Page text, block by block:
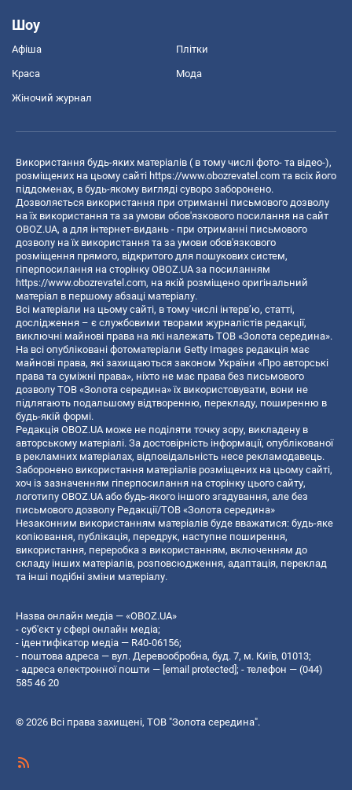
Шоу
Афіша Плітки
Краса Мода
Жіночий журнал
Використання будь-яких матеріалів ( в тому числі фото- та відео-),
розміщених на цьому сайті https://www.obozrevatel.com та всіх його
піддоменах, в будь-якому вигляді суворо заборонено.
Дозволяється використання при отриманні письмового дозволу
на їх використання та за умови обов'язкового посилання на сайт
OBOZ.UA, а для інтернет-видань - при отриманні письмового
дозволу на їх використання та за умови обов'язкового
розміщення прямого, відкритого для пошукових систем,
гіперпосилання на сторінку OBOZ.UA за посиланням
https://www.obozrevatel.com, на якій розміщено оригінальний
матеріал в першому абзаці матеріалу.
Всі матеріали на цьому сайті, в тому числі інтерв’ю, статті,
дослідження – є службовими творами журналістів редакції,
виключні майнові права на які належать ТОВ «Золота середина».
На всі опубліковані фотоматеріали Getty Images редакція має
майнові права, які захищаються законом України «Про авторські
права та суміжні права», ніхто не має права без письмового
дозволу ТОВ «Золота середина» їх використовувати, вони не
підлягають подальшому відтворенню, перекладу, поширенню в
будь-якій формі.
Редакція OBOZ.UA може не поділяти точку зору, викладену в
авторському матеріалі. За достовірність інформації, опублікованої
в рекламних матеріалах, відповідальність несе рекламодавець.
Заборонено використання матеріалів розміщених на цьому сайті,
хоч із зазначенням гіперпосилання на сторінку цього сайту,
логотипу OBOZ.UA або будь-якого іншого згадування, але без
письмового дозволу Редакції/ТОВ «Золота середина»
Незаконним використанням матеріалів буде вважатися: будь-яке
копiювання, публiкацiя, передрук, наступне поширення,
використання, переробка з використанням, включенням до
складу інших матеріалів, розповсюдження, адаптація, переклад
та інші подібні зміни матеріалу.
Назва онлайн медіа — «OBOZ.UA»
- суб'єкт у сфері онлайн медіа;
- ідентифікатор медіа — R40-06156;
- поштова адреса — вул. Деревообробна, буд. 7, м. Київ, 01013;
- адреса електронної пошти — [email protected]; - телефон — (044)
585 46 20
© 2026 Всі права захищені, ТОВ "Золота середина".